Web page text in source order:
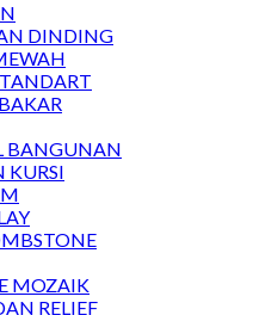
DINDING
BANGUNAN
KURSI
MOZAIK
RELIEF